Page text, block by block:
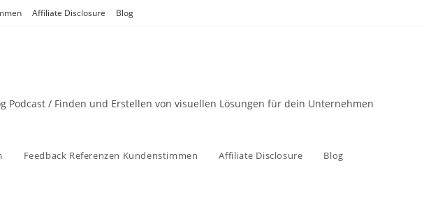
Affiliate Disclosure Blog
Podcast / Finden und Erstellen von visuellen Lösungen für dein Unternehmen
Feedback Referenzen Kundenstimmen Affiliate Disclosure Blog